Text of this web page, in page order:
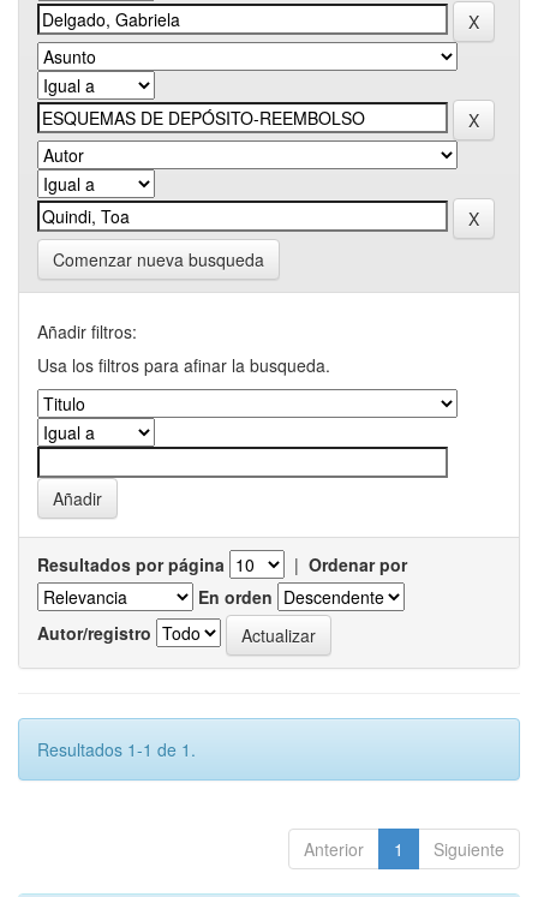
Comenzar nueva busqueda
Añadir filtros:
Usa los filtros para afinar la busqueda.
Resultados por página | Ordenar por
En orden
Autor/registro
Resultados 1-1 de 1.
Anterior 1 Siguiente